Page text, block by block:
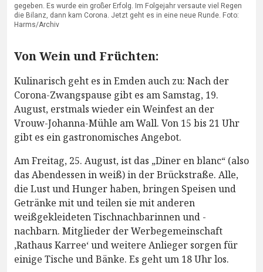
gegeben. Es wurde ein großer Erfolg. Im Folgejahr versaute viel Regen
die Bilanz, dann kam Corona. Jetzt geht es in eine neue Runde. Foto:
Harms/Archiv
Von Wein und Früchten:
Kulinarisch geht es in Emden auch zu: Nach der
Corona-Zwangspause gibt es am Samstag, 19.
August, erstmals wieder ein Weinfest an der
Vrouw-Johanna-Mühle am Wall. Von 15 bis 21 Uhr
gibt es ein gastronomisches Angebot.
Am Freitag, 25. August, ist das „Diner en blanc“ (also
das Abendessen in weiß) in der Brückstraße. Alle,
die Lust und Hunger haben, bringen Speisen und
Getränke mit und teilen sie mit anderen
weißgekleideten Tischnachbarinnen und -
nachbarn. Mitglieder der Werbegemeinschaft
‚Rathaus Karree‘ und weitere Anlieger sorgen für
einige Tische und Bänke. Es geht um 18 Uhr los.